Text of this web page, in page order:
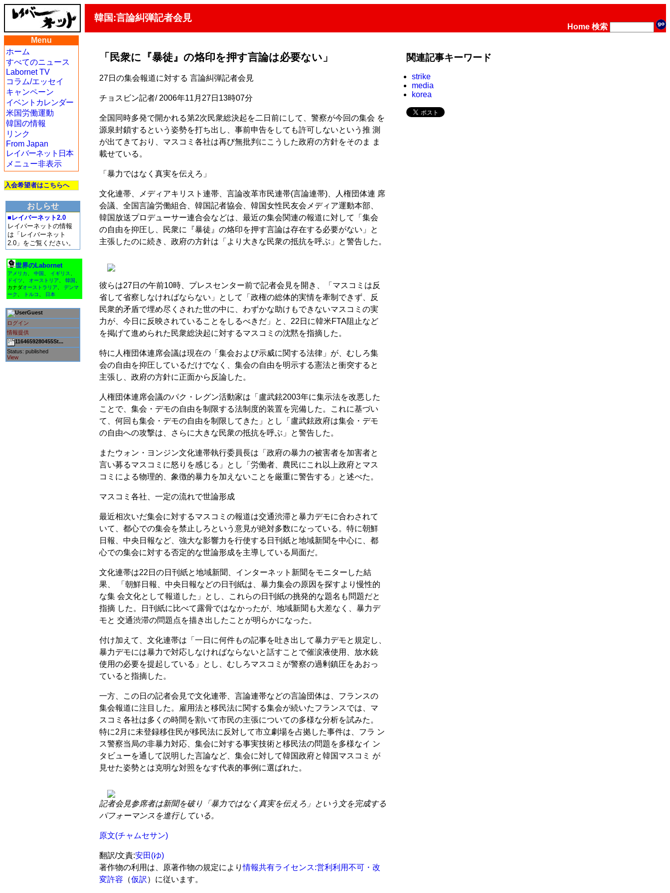
韓国:言論糾弾記者会見
Home 検索
Menu
ホーム
すべてのニュース
Labornet TV
コラム/エッセイ
キャンペーン
イベントカレンダー
米国労働運動
韓国の情報
リンク
From Japan
レイバーネット日本
メニュー非表示
入会希望者はこちらへ
おしらせ
■レイバーネット2.0
レイバーネットの情報
は「レイバーネット
2.0」をご覧ください。
世界のLabornet
アメリカ 中国 イギリス
ドイツ
オーストリア 韓国
カナダオーストラリア
デンマ
ーク
トルコ 日本
Guest
ログイン
情報提供
1164659280455St...
Status: published
View
「民衆に『暴徒』の烙印を押す言論は必要ない」
27日の集会報道に対する 言論糾弾記者会見
チョスビン記者/ 2006年11月27日13時07分
全国同時多発で開かれる第2次民衆総決起を二日前にして、警察が今回の集会 を
源泉封鎖するという姿勢を打ち出し、事前申告をしても許可しないという推 測
が出てきており、マスコミ各社は再び無批判にこうした政府の方針をそのま ま
載せている。
「暴力ではなく真実を伝えろ」
文化連帯、メディアキリスト連帯、言論改革市民連帯(言論連帯)、人権団体連 席
会議、全国言論労働組合、韓国記者協会、韓国女性民友会メディア運動本部、
韓国放送プロデューサー連合会などは、最近の集会関連の報道に対して「集会
の自由を抑圧し、民衆に『暴徒』の烙印を押す言論は存在する必要がない」と
主張したのに続き、政府の方針は「より大きな民衆の抵抗を呼ぶ」と警告した。
彼らは27日の午前10時、プレスセンター前で記者会見を開き、「マスコミは反
省して省察しなければならない」として「政権の総体的実情を牽制できず、反
民衆的矛盾で埋め尽くされた世の中に、わずかな助けもできないマスコミの実
力が、今日に反映されていることをしるべきだ」と、22日に韓米FTA阻止など
を掲げて進められた民衆総決起に対するマスコミの沈黙を指摘した。
特に人権団体連席会議は現在の「集会および示威に関する法律」が、むしろ集
会の自由を抑圧しているだけでなく、集会の自由を明示する憲法と衝突すると
主張し、政府の方針に正面から反論した。
人権団体連席会議のパク・レグン活動家は「盧武鉉2003年に集示法を改悪した
ことで、集会・デモの自由を制限する法制度的装置を完備した。これに基づい
て、何回も集会・デモの自由を制限してきた」とし「盧武鉉政府は集会・デモ
の自由への攻撃は、さらに大きな民衆の抵抗を呼ぶ」と警告した。
またウォン・ヨンジン文化連帯執行委員長は「政府の暴力の被害者を加害者と
言い募るマスコミに怒りを感じる」とし「労働者、農民にこれ以上政府とマス
コミによる物理的、象徴的暴力を加えないことを厳重に警告する」と述べた。
マスコミ各社、一定の流れで世論形成
最近相次いだ集会に対するマスコミの報道は交通渋滞と暴力デモに合わされて
いて、都心での集会を禁止しろという意見が絶対多数になっている。特に朝鮮
日報、中央日報など、強大な影響力を行使する日刊紙と地域新聞を中心に、都
心での集会に対する否定的な世論形成を主導している局面だ。
文化連帯は22日の日刊紙と地域新聞、インターネット新聞をモニターした結
果、 「朝鮮日報、中央日報などの日刊紙は、暴力集会の原因を探すより慢性的
な集 会文化として報道した」とし、これらの日刊紙の挑発的な題名も問題だと
指摘 した。日刊紙に比べて露骨ではなかったが、地域新聞も大差なく、暴力デ
モと 交通渋滞の問題点を描き出したことが明らかになった。
付け加えて、文化連帯は「一日に何件もの記事を吐き出して暴力デモと規定し、
暴力デモには暴力で対応しなければならないと話すことで催涙液使用、放水銃
使用の必要を提起している」とし、むしろマスコミが警察の過剰鎮圧をあおっ
ていると指摘した。
一方、この日の記者会見で文化連帯、言論連帯などの言論団体は、フランスの
集会報道に注目した。雇用法と移民法に関する集会が続いたフランスでは、マ
スコミ各社は多くの時間を割いて市民の主張についての多様な分析を試みた。
特に2月に未登録移住民が移民法に反対して市立劇場を占拠した事件は、フラ ン
ス警察当局の非暴力対応、集会に対する事実技術と移民法の問題を多様なイ ン
タビューを通して説明した言論など、集会に対して韓国政府と韓国マスコミ が
見せた姿勢とは克明な対照をなす代表的事例に選ばれた。
記者会見参席者は新聞を破り「暴力ではなく真実を伝えろ」という文を完成する
パフォーマンスを進行している。
原文(チャムセサン)
翻訳/文責:安田(ゆ)
著作物の利用は、原著作物の規定により情報共有ライセンス:営利利用不可・改
変許容 （仮訳 ）に従います。
関連記事キーワード
strike
media
korea